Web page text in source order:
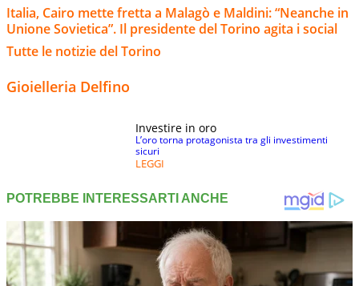
Italia, Cairo mette fretta a Malagò e Maldini: “Neanche in
Unione Sovietica”. Il presidente del Torino agita i social
Tutte le notizie del Torino
Gioielleria Delfino
Investire in oro
L’oro torna protagonista tra gli investimenti
sicuri
LEGGI